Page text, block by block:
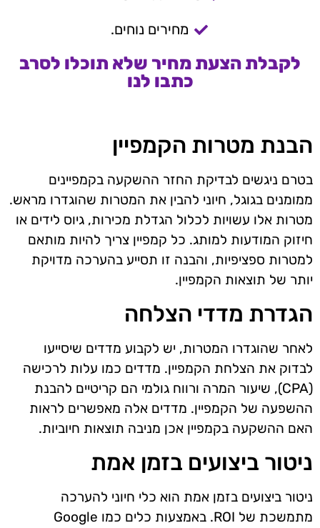
מחירים נוחים.
לקבלת הצעת מחיר שלא תוכלו לסרב
כתבו לנו
הבנת מטרות הקמפיין
בטרם ניגשים לבדיקת החזר ההשקעה בקמפיינים
ממומנים בגוגל, חיוני להבין את המטרות שהוגדרו מראש.
מטרות אלו עשויות לכלול הגדלת מכירות, גיוס לידים או
חיזוק המודעות למותג. כל קמפיין צריך להיות מותאם
למטרות ספציפיות, והבנה זו תסייע בהערכה מדויקת
יותר של תוצאות הקמפיין.
הגדרת מדדי הצלחה
לאחר שהוגדרו המטרות, יש לקבוע מדדים שיסייעו
לבדוק את הצלחת הקמפיין. מדדים כמו עלות לרכישה
(CPA), שיעור המרה ורווח גולמי הם קריטיים להבנת
ההשפעה של הקמפיין. מדדים אלה מאפשרים לראות
האם ההשקעה בקמפיין אכן מניבה תוצאות חיוביות.
ניטור ביצועים בזמן אמת
ניטור ביצועים בזמן אמת הוא כלי חיוני להערכה
מתמשכת של ROI. באמצעות כלים כמו Google